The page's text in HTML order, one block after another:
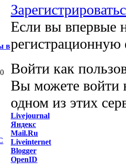
в
Если вы впервые
Войти как
Вы можете войти
одном из этих
Livejournal
Яндекс
Mail.Ru
Liveinternet
Blogger
OpenID